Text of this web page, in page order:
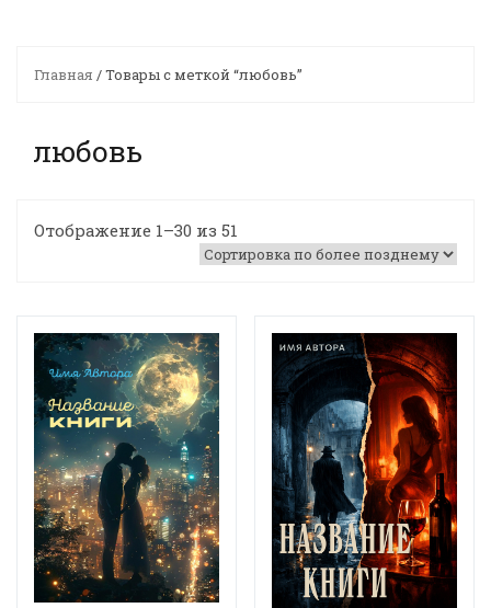
Главная / Товары с меткой “любовь”
любовь
Отображение 1–30 из 51